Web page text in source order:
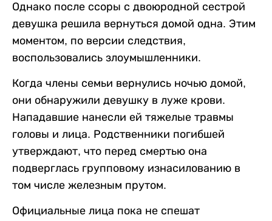
Однако после ссоры с двоюродной сестрой
девушка решила вернуться домой одна. Этим
моментом, по версии следствия,
воспользовались злоумышленники.
Когда члены семьи вернулись ночью домой,
они обнаружили девушку в луже крови.
Нападавшие нанесли ей тяжелые травмы
головы и лица. Родственники погибшей
утверждают, что перед смертью она
подверглась групповому изнасилованию в
том числе железным прутом.
Официальные лица пока не спешат